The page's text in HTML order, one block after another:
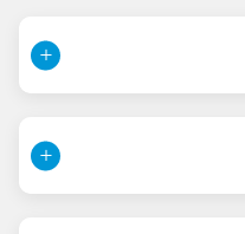
الكلية الملكية للأطباء & جراحو غلاسكو، اسكتلندا؛ MRCS
أيرلندا. حصل الدكتور
المناظير المتقدمة - طب
الهندية لجراحي الجهاز الهضمي والأمعاء (I.A.G.E.S)،